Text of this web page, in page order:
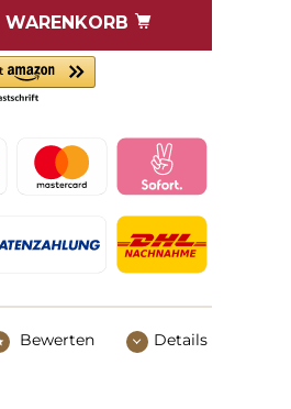
WARENKORB
Bewerten Details